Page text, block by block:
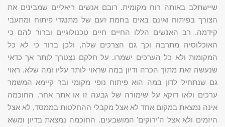
שיישתלב באותה רוח מקומית. רובם אנשים ריאליים שמבינים את
הצורך בפיתוח ואינם באים בחמת זעם של מתנגדי פיתוח ומתעבי
קידמה. רב האנשים הללו החיים חיים טכנולוגיים וברור להם כי
האוכלוסיה מתרבה וכך גם הצרכים שלה, ולכן ברור כי לא כל
המקומות ולא כל הערכים ישמרו. על חלקם נצטרך לותר אך כדאי
שנעשה זאת מתוך הכרה ודיון במה שראוי לותר עליו ומה שלא. ראוי
גם שנתחיל לדון במה הוא פיתוח נופי מקומי ובר קיימא המשמר
ערכים ולאו דוקא על שימורה של גבעה זו או אתר אחר. החוכמה
אינה נמצאת במקום אחד לא אצל מקבלי ההחלטות בממסד, לא אצל
היזמים ולא אצל ה'ירוקים' המושבעים. החוכמה נמצאת בדיון ומשא